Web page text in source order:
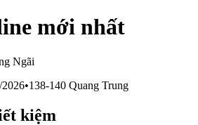
mới nhất
Ngãi
•138-140 Quang Trung
kiệm